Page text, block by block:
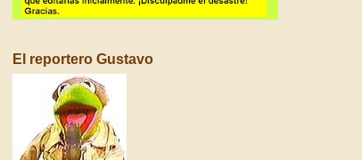
El reportero Gustavo